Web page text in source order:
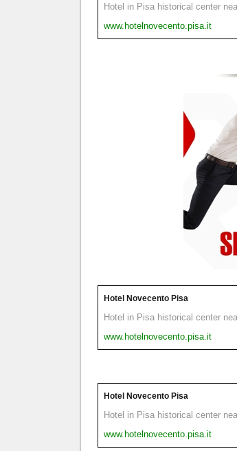
Hotel in Pisa historical center
www.hotelnovecento.pisa.it
Hotel Novecento Pisa
Hotel in Pisa historical center
www.hotelnovecento.pisa.it
Hotel Novecento Pisa
Hotel in Pisa historical center
www.hotelnovecento.pisa.it